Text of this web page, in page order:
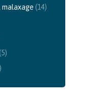
malaxage (14)